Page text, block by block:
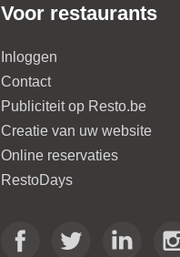
Voor restaurants
Inloggen
Contact
Publiciteit op Resto.be
Creatie van uw website
Online reservaties
RestoDays